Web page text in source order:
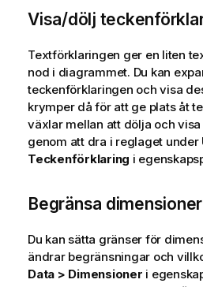
Visa/dölj
Textförklaringen ger en liten
nod i diagrammet. Du kan
teckenförklaringen och visa
krymper då för att ge plats åt
växlar mellan att dölja och
genom att dra i reglaget under
Teckenförklaring i
Begränsa dimensioner
Du kan sätta gränser för
ändrar begränsningar och
Data > Dimensioner i